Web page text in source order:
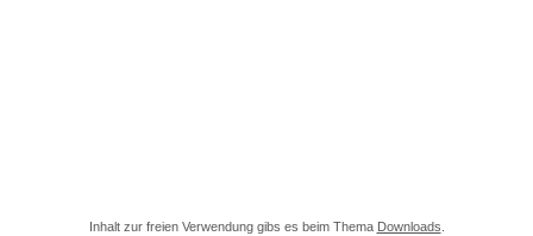
Inhalt zur freien Verwendung gibs es beim Thema Downloads